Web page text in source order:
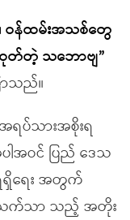
ဝန်ထမ်းအသစ်တွေ
ထုတ်တဲ့သဘောဗျ”
သည်။
ရပ်သားအစိုးရ
ါအဝင် ပြည် ဒေသ
ရှိရေး အတွက်
ထူးသက်သာ သည့် အတိုး